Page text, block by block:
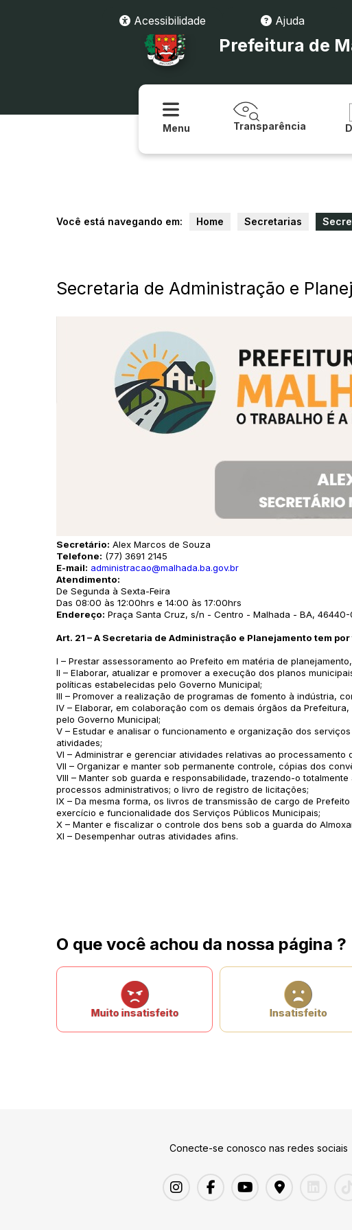
Acessibilidade
Ajuda
Prefeitura de
Menu Transparência
Você está navegando em: Home Secretarias
Secretaria de Administração e
Secretário: Alex Marcos de Souza
Telefone: (77) 3691 2145
E-mail: administracao@malhada.ba.gov.br
Atendimento:
De Segunda à Sexta-Feira
Das 08:00 às 12:00hrs e 14:00 às 17:00hrs
Endereço: Praça Santa Cruz, s/n - Centro - Malhada - BA,
Art. 21 – A Secretaria de Administração e Planejamento tem
I – Prestar assessoramento ao Prefeito em matéria de
II – Elaborar, atualizar e promover a execução dos planos
políticas estabelecidas pelo Governo Municipal;
III – Promover a realização de programas de fomento à indústria,
IV – Elaborar, em colaboração com os demais órgãos da
pelo Governo Municipal;
V – Estudar e analisar o funcionamento e organização dos
atividades;
VI – Administrar e gerenciar atividades relativas ao processamento
VII – Organizar e manter sob permanente controle, cópias dos
VIII – Manter sob guarda e responsabilidade, trazendo-o
processos administrativos; o livro de registro de licitações;
IX – Da mesma forma, os livros de transmissão de cargo de
exercício e funcionalidade dos Serviços Públicos Municipais;
X – Manter e fiscalizar o controle dos bens sob a guarda do
XI – Desempenhar outras atividades afins.
O que você achou da nossa página ?
Muito insatisfeito Insatisfeito
Conecte-se conosco nas redes sociais